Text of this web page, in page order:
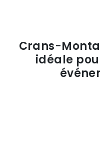
Crans-
idéale